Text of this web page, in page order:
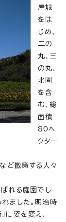
屋城
をは
じめ、
二の
丸、三
の丸、
北園
を含
む、総
面積
80ヘ
クター
ど散策する人々
ばれる庭園でし
ました。明治時
に姿を変え、